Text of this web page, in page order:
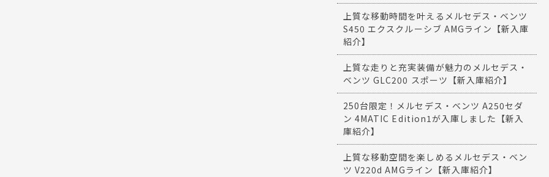
上質な移動時間を叶えるメルセデス・ベンツ
S450 エクスクルーシブ AMGライン【新入庫
紹介】
上質な走りと充実装備が魅力のメルセデス・
ベンツ GLC200 スポーツ【新入庫紹介】
250台限定！メルセデス・ベンツ A250セダ
ン 4MATIC Edition1が入庫しました【新入
庫紹介】
上質な移動空間を楽しめるメルセデス・ベン
ツ V220d AMGライン【新入庫紹介】